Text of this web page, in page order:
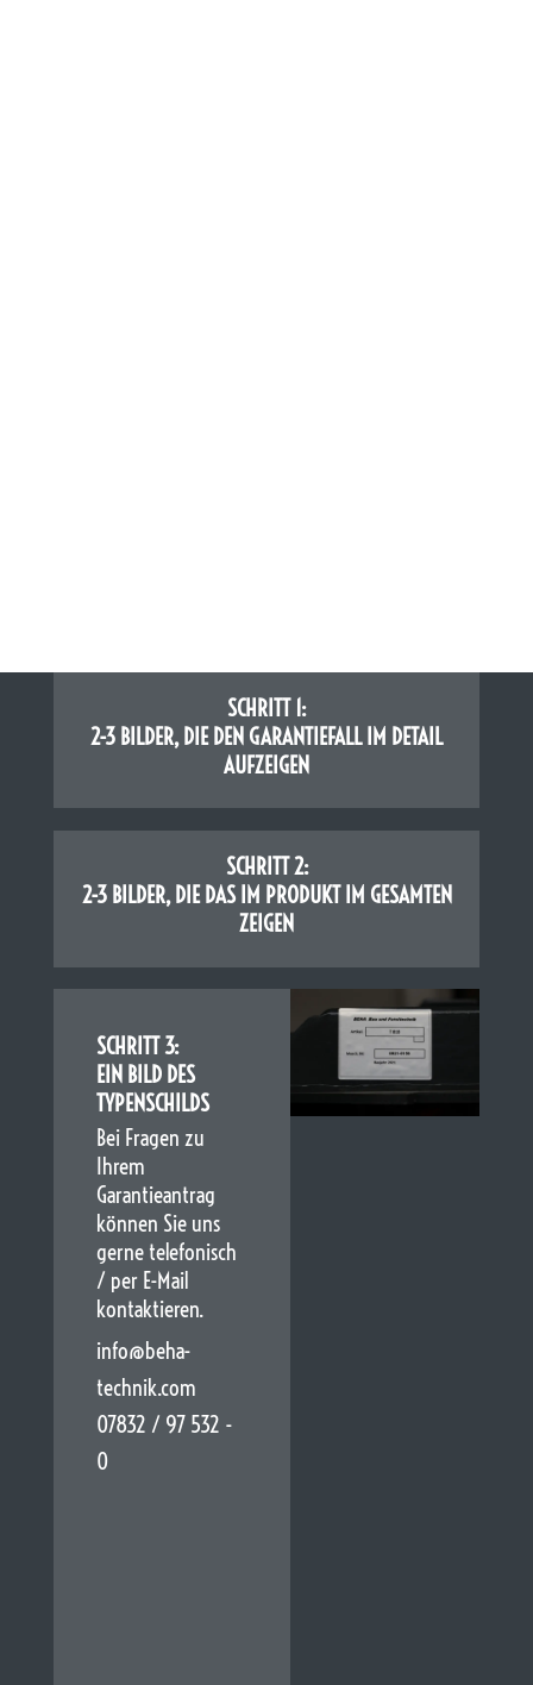
SCHRITT 1:
2-3 BILDER, DIE DEN GARANTIEFALL IM DETAIL
AUFZEIGEN
SCHRITT 2:
2-3 BILDER, DIE DAS IM PRODUKT IM GESAMTEN
ZEIGEN
SCHRITT 3:
EIN BILD DES
TYPENSCHILDS
Bei Fragen zu
Ihrem
Garantieantrag
können Sie uns
gerne telefonisch
/ per E-Mail
kontaktieren.
info@beha-
technik.com
07832 / 97 532 -
0